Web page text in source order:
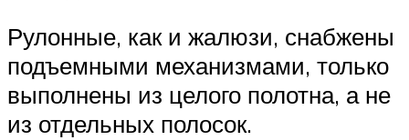
Рулонные, как и жалюзи, снабжены
подъемными механизмами, только
выполнены из целого полотна, а не
из отдельных полосок.